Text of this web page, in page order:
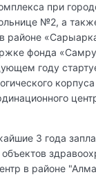
при
№2, а
районе
фонда
году
3 года
объектов
в районе